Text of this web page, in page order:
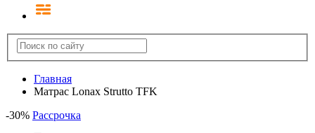
Главная
Матрас Lonax Strutto TFK
-30% Рассрочка